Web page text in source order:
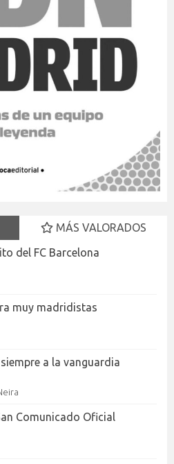
MÁS VALORADOS
del FC Barcelona
muy madridistas
a la vanguardia
Comunicado Oficial